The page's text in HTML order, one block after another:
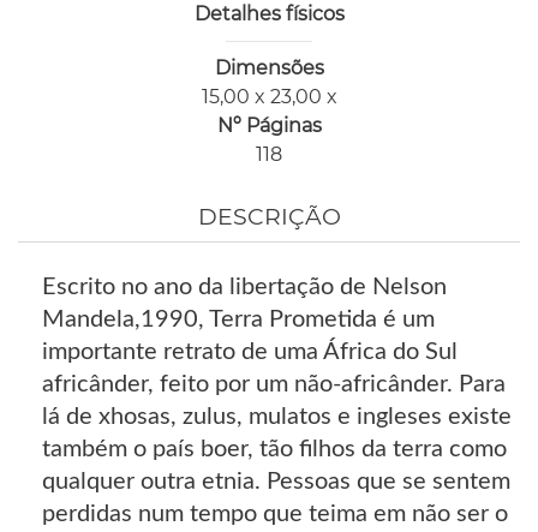
Detalhes físicos
Dimensões
15,00 x 23,00 x
Nº Páginas
118
DESCRIÇÃO
Escrito no ano da libertação de Nelson
Mandela,1990, Terra Prometida é um
importante retrato de uma África do Sul
africânder, feito por um não-africânder. Para
lá de xhosas, zulus, mulatos e ingleses existe
também o país boer, tão filhos da terra como
qualquer outra etnia. Pessoas que se sentem
perdidas num tempo que teima em não ser o